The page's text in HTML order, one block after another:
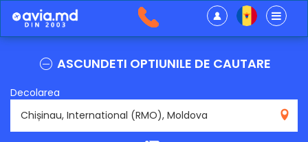
ASCUNDETI OPTIUNILE DE CAUTARE
Decolarea